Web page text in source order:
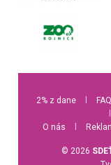
2% z dane FAQ
O nás
© 2026